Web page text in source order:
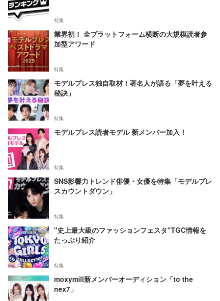
特集
業界初！ 全プラットフォーム横断の大規模読者参
加型アワード
特集
モデルプレス独自取材！著名人が語る「夢を叶える
秘訣」
特集
モデルプレス読者モデル 新メンバー加入！
特集
SNS影響力トレンド俳優・女優を特集「モデルプレ
スカウントダウン」
特集
"史上最大級のファッションフェスタ"TGC情報を
たっぷり紹介
特集
moxymill新メンバーオーディション「to the
nex7」